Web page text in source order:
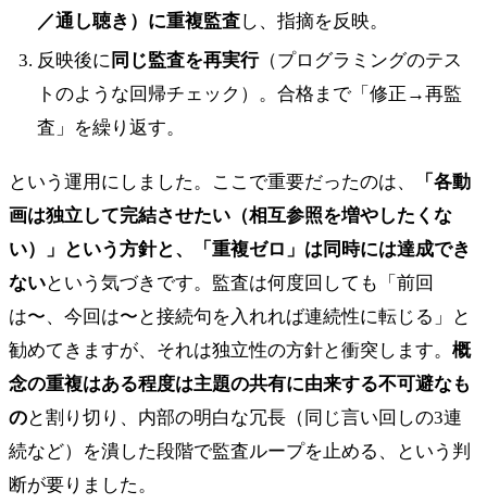
／通し聴き）に重複監査し、指摘を反映。
反映後に 同じ監査を再実行（プログラミングのテス
トのような回帰チェック）。合格まで「修正→再監
査」を繰り返す。
という運用にしました。ここで重要だったのは、
「各動
画は独立して完結させたい（相互参照を増やしたくな
い）」という方針と、「重複ゼロ」は同時には達成でき
ないという気づきです。監査は何度回しても「前回
は〜、今回は〜と接続句を入れれば連続性に転じる」と
勧めてきますが、それは独立性の方針と衝突します。 概
念の重複はある程度は主題の共有に由来する不可避なも
のと割り切り、内部の明白な冗長（同じ言い回しの3連
続など）を潰した段階で監査ループを止める、という判
断が要りました。